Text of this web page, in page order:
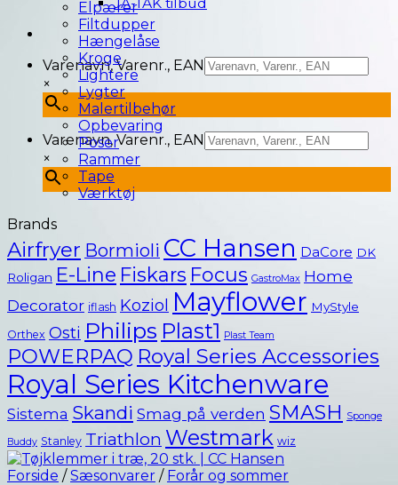
Varenavn, Varenr., EAN
×
Varenavn, Varenr., EAN
×
Elpærer
Filtdupper
Hængelåse
Kroge
Lightere
Lygter
Malertilbehør
Opbevaring
Poser
Rammer
Tape
Værktøj
Brands
Airfryer Bormioli CC Hansen DaCore DK
Roligan E-Line Fiskars Focus GastroMax Home
Decorator iflash Koziol Mayflower MyStyle
Orthex Osti Philips Plast1 Plast Team
POWERPAQ Royal Series Accessories
Royal Series Kitchenware
Sistema Skandi Smag på verden SMASH Sponge
Buddy Stanley Triathlon Westmark wiz
Forside / Sæsonvarer / Forår og sommer